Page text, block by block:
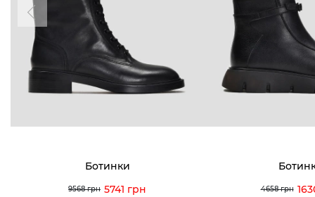
Ботинки
9568 грн 5741 грн 4658 грн